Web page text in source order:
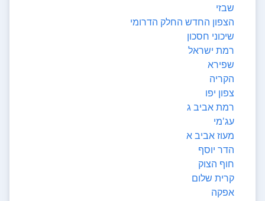
שבזי
הצפון החדש החלק הדרומי
שיכוני חסכון
רמת ישראל
שפירא
הקריה
צפון יפו
רמת אביב ג
עג'מי
מעוז אביב א
הדר יוסף
חוף הצוק
קרית שלום
אפקה